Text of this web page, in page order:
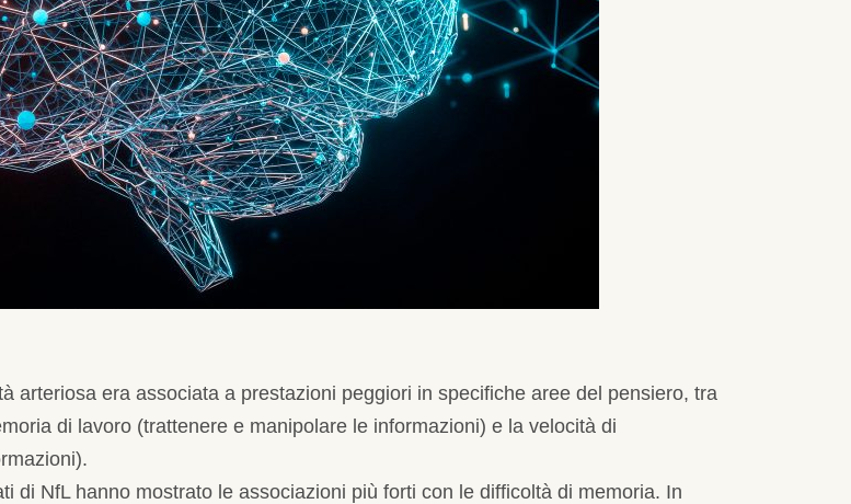
arteriosa era associata a prestazioni peggiori in specifiche aree del pensiero, tra
di lavoro (trattenere e manipolare le informazioni) e la velocità di
di NfL hanno mostrato le associazioni più forti con le difficoltà di memoria. In